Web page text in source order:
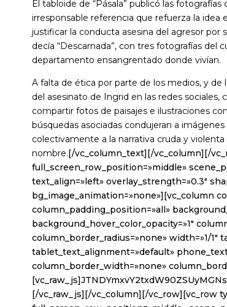
El tabloide de “Pásala” publicó las
irresponsable referencia que refuerza la idea
justificar la conducta asesina del agresor por
decía “Descarnada”, con tres fotografías del
departamento ensangrentado donde vivían.
A falta de ética por parte de los medios, y
del asesinato de Ingrid en las redes
compartir fotos de paisajes e ilustraciones
búsquedas asociadas condujeran a
colectivamente a la narrativa cruda y
nombre.[/vc_column_text][/vc_column][/
full_screen_row_position=»middle»
text_align=»left» overlay_strength=»0.3″
bg_image_animation=»none»][vc_column
column_padding_position=»all»
background_hover_color_opacity=»1″
column_border_radius=»none» width=»1/
tablet_text_alignment=»default»
column_border_width=»none»
[/vc_raw_js][/vc_column][/vc_row][vc_row